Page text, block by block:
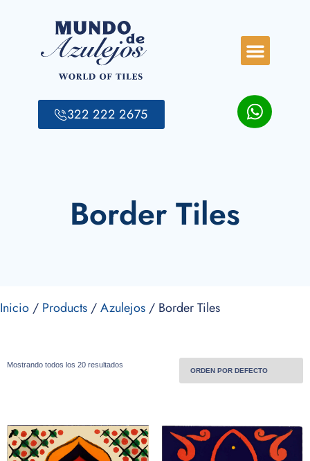
322 222 2675
Border Tiles
Inicio/ Products/Azulejos/ Border Tiles
Mostrando todos los 20 resultados